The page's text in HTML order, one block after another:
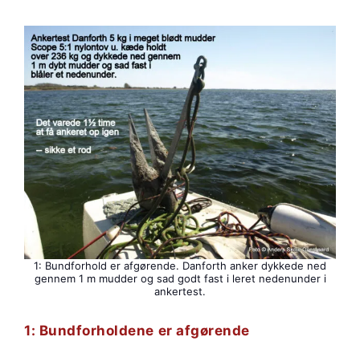
1: Bundforhold er afgørende. Danforth anker dykkede ned
gennem 1 m mudder og sad godt fast i leret nedenunder i
ankertest.
1: Bundforholdene er afgørende